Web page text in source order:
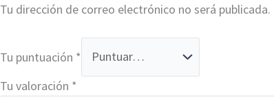
Tu dirección de correo electrónico no será publicada.
Tu puntuación *
Tu valoración *